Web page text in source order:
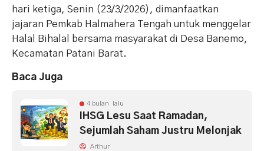
hari ketiga, Senin (23/3/2026), dimanfaatkan
jajaran Pemkab Halmahera Tengah untuk menggelar
Halal Bihalal bersama masyarakat di Desa Banemo,
Kecamatan Patani Barat.
Baca Juga
4 bulan lalu
IHSG Lesu Saat Ramadan,
Sejumlah Saham Justru Melonjak
Arthur